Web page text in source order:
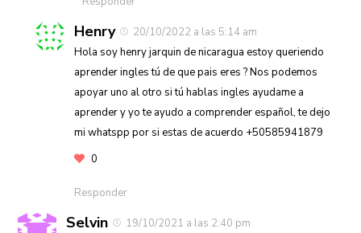
Henry
20/10/2022 a las 5:14 am
Hola soy henry jarquin de nicaragua estoy queriendo
aprender ingles tú de que pais eres ? Nos podemos
apoyar uno al otro si tú hablas ingles ayudame a
aprender y yo te ayudo a comprender español, te dejo
mi whatspp por si estas de acuerdo +50585941879
0
Responder
Selvin
19/10/2021 a las 2:40 pm